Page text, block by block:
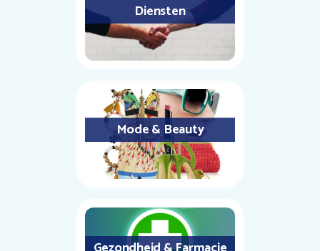
Diensten
Mode & Beauty